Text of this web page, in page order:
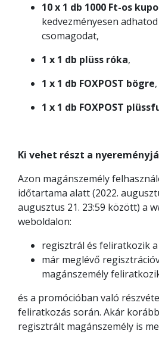
10 x 1 db 1000 Ft-os
kedvezményesen
csomagodat,
1 x 1 db plüss róka,
1 x 1 db FOXPOST bögre,
1 x 1 db FOXPOST
Ki vehet részt a
Azon magánszemély
időtartama alatt (2022.
augusztus 21. 23:59 között) a
weboldalon:
regisztrál és feliratkozik
már meglévő
magánszemély
és a promócióban való
feliratkozás során. Akár
regisztrált magánszemély is